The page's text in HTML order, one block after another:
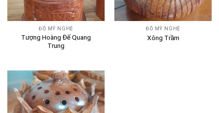
ĐỒ MỸ NGHỆ
Tượng Hoàng Đế Quang
Trung
ĐỒ MỸ NGHỆ
Xông Trầm